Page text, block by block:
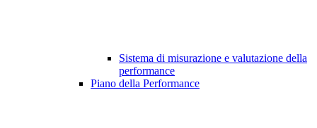
Sistema di misurazione e valutazione della
performance
Piano della Performance